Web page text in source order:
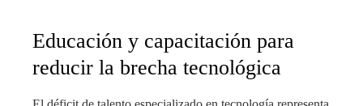
Educación y capacitación para
reducir la brecha tecnológica